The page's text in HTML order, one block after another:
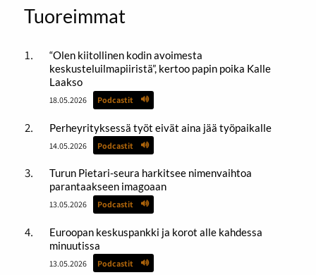
Tuoreimmat
“Olen kiitollinen kodin avoimesta
keskusteluilmapiiristä”, kertoo papin poika Kalle
Laakso
18.05.2026 Podcastit
Perheyrityksessä työt eivät aina jää työpaikalle
14.05.2026 Podcastit
Turun Pietari-seura harkitsee nimenvaihtoa
parantaakseen imagoaan
13.05.2026 Podcastit
Euroopan keskuspankki ja korot alle kahdessa
minuutissa
13.05.2026 Podcastit